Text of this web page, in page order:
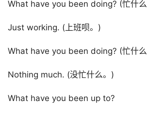
What have you been doing? (忙什
Just working. (上班呗。)
What have you been doing? (忙什
Nothing much. (没忙什么。)
What have you been up to?